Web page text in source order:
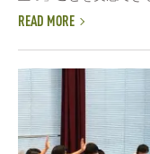
READ MORE